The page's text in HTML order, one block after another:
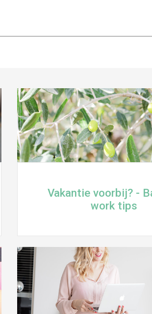
Vakantie voorbij? -
work tips